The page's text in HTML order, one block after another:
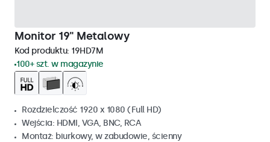
Monitor 19" Metalowy
Kod produktu: 19HD7M
100+ szt. w magazynie
Rozdzielczość 1920 x 1080 (Full HD)
Wejścia: HDMI, VGA, BNC, RCA
Montaż: biurkowy, w zabudowie, ścienny